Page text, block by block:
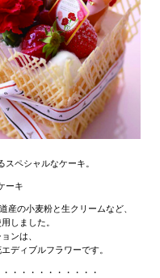
スペシャルなケーキ。
ーキ
産の小麦粉と生クリームなど、
しました。
ンは、
ディブルフラワーです。
・・・・・・・・・・